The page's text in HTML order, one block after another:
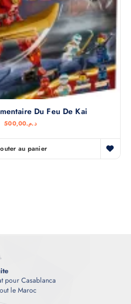
Du Feu De Kai
د.م.500,00
au panier
pour Casablanca
le Maroc